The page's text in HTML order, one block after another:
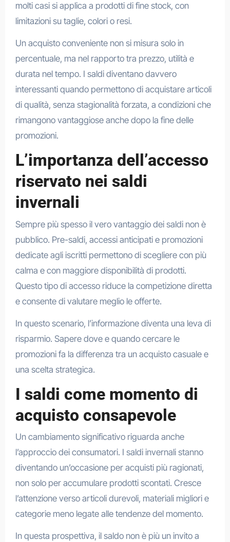
molti casi si applica a prodotti di fine stock, con
limitazioni su taglie, colori o resi.
Un acquisto conveniente non si misura solo in
percentuale, ma nel rapporto tra prezzo, utilità e
durata nel tempo. I saldi diventano davvero
interessanti quando permettono di acquistare articoli
di qualità, senza stagionalità forzata, a condizioni che
rimangono vantaggiose anche dopo la fine delle
promozioni.
L’importanza dell’accesso
riservato nei saldi
invernali
Sempre più spesso il vero vantaggio dei saldi non è
pubblico. Pre-saldi, accessi anticipati e promozioni
dedicate agli iscritti permettono di scegliere con più
calma e con maggiore disponibilità di prodotti.
Questo tipo di accesso riduce la competizione diretta
e consente di valutare meglio le offerte.
In questo scenario, l’informazione diventa una leva di
risparmio. Sapere dove e quando cercare le
promozioni fa la differenza tra un acquisto casuale e
una scelta strategica.
I saldi come momento di
acquisto consapevole
Un cambiamento significativo riguarda anche
l’approccio dei consumatori. I saldi invernali stanno
diventando un’occasione per acquisti più ragionati,
non solo per accumulare prodotti scontati. Cresce
l’attenzione verso articoli durevoli, materiali migliori e
categorie meno legate alle tendenze del momento.
In questa prospettiva, il saldo non è più un invito a